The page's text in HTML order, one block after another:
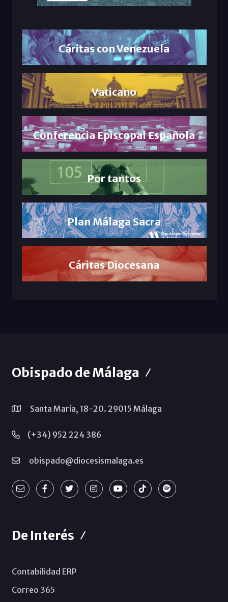
Cáritas con Venezuela
Vaticano
Conferencia Episcopal Española
Por tantos
Plan Málaga Sacra
Cáritas Diocesana
Obispado de Málaga
Santa María, 18-20. 29015 Málaga
(+34) 952 224 386
obispado@diocesismalaga.es
De Interés
Contabilidad ERP
Correo 365